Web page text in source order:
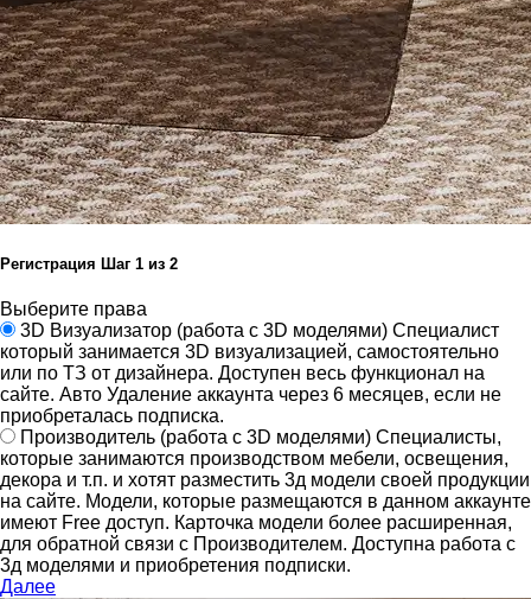
Регистрация Шаг 1 из 2
Выберите права
3D Визуализатор (работа с 3D моделями) Специалист
который занимается 3D визуализацией, самостоятельно
или по ТЗ от дизайнера. Доступен весь функционал на
сайте. Авто Удаление аккаунта через 6 месяцев, если не
приобреталась подписка.
Производитель (работа с 3D моделями) Специалисты,
которые занимаются производством мебели, освещения,
декора и т.п. и хотят разместить 3д модели своей продукции
на сайте. Модели, которые размещаются в данном аккаунте
имеют Free доступ. Карточка модели более расширенная,
для обратной связи с Производителем. Доступна работа с
3д моделями и приобретения подписки.
Далее